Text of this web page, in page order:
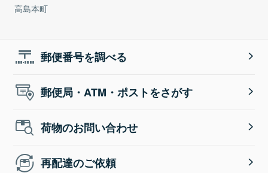
高島本町
郵便番号を調べる
郵便局・ATM・ポストをさがす
荷物のお問い合わせ
再配達のご依頼